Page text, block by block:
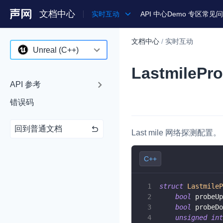
文档中心 实时互动
产品
通用文档
Legacy 文档
API 中心Demo 专区常见
Unreal (C++)
iOS
Web
API 参考
错误码
回到普通文档
文档中心 / 实时互动
Last mile 网络探测配置。
C++
struct
bool
bool
unsigned
int